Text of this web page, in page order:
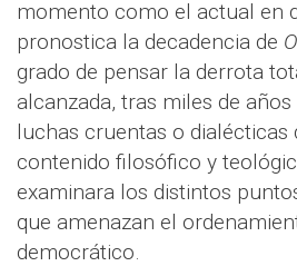
momento como el actual en
pronostica la decadencia de
grado de pensar la derrota
alcanzada, tras miles de
luchas cruentas o dialécticas
contenido filosófico y
examinara los distintos
que amenazan el
democrático.